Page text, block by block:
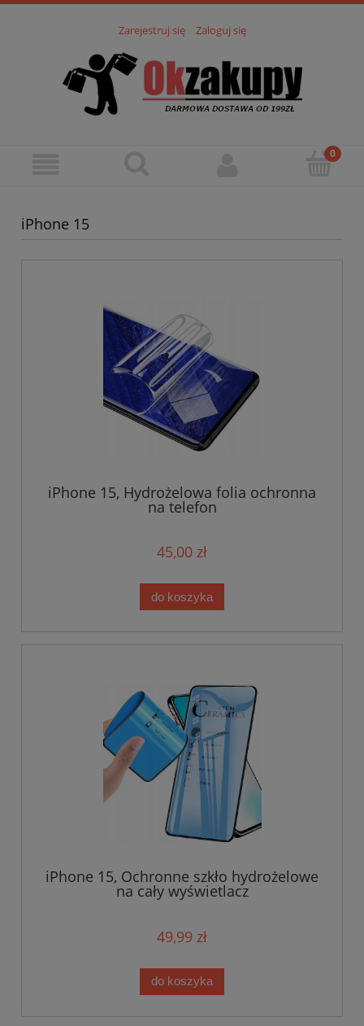
Zarejestruj się Zaloguj się
iPhone 15
iPhone 15, Hydrożelowa folia ochronna
na telefon
45,00 zł
do koszyka
iPhone 15, Ochronne szkło hydrożelowe
na cały wyświetlacz
49,99 zł
do koszyka